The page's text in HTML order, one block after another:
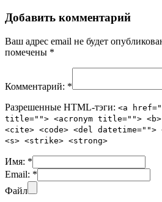
Добавить комментарий
Ваш адрес email не будет
помечены *
Комментарий: *
Разрешенные HTML-тэги: <a
title=""> <acronym title="">
<cite> <code> <del datetime="">
<s> <strike> <strong>
Имя: *
Email: *
Файл